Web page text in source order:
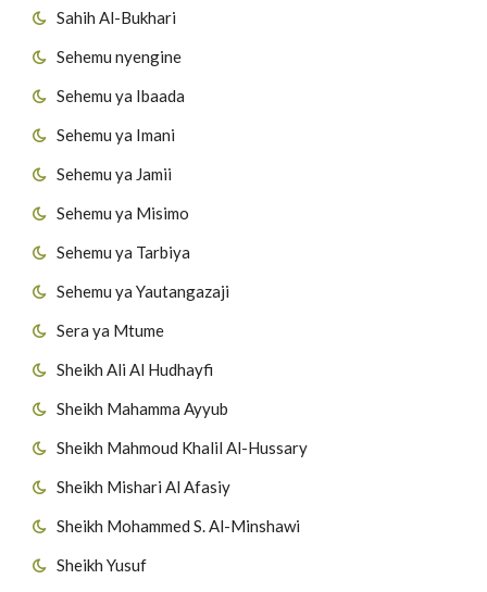
Sahih Al-Bukhari
Sehemu nyengine
Sehemu ya Ibaada
Sehemu ya Imani
Sehemu ya Jamii
Sehemu ya Misimo
Sehemu ya Tarbiya
Sehemu ya Yautangazaji
Sera ya Mtume
Sheikh Ali Al Hudhayfi
Sheikh Mahamma Ayyub
Sheikh Mahmoud Khalil Al-Hussary
Sheikh Mishari Al Afasiy
Sheikh Mohammed S. Al-Minshawi
Sheikh Yusuf